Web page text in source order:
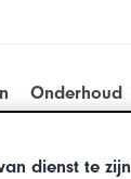
Onderhoud
dienst te zijn